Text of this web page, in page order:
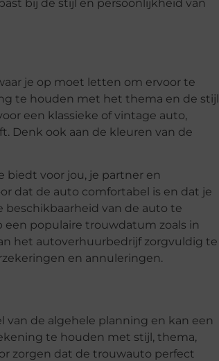
bij de stijl en persoonlijkheid van
je op moet letten om ervoor te
te houden met het thema en de stijl
een klassieke of vintage auto,
Denk ook aan de kleuren van de
biedt voor jou, je partner en
dat de auto comfortabel is en dat je
van de auto te
een populaire trouwdatum zoals in
het autoverhuurbedrijf zorgvuldig te
en annuleringen.
van de algehele planning en kan een
te houden met stijl, thema,
zorgen dat de trouwauto perfect